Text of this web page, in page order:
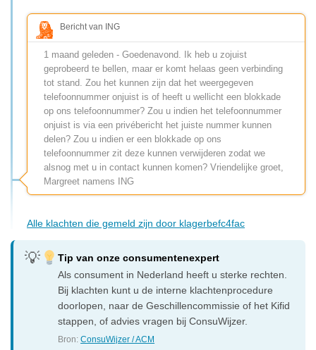
Bericht van ING
1 maand geleden - Goedenavond. Ik heb u zojuist
geprobeerd te bellen, maar er komt helaas geen verbinding
tot stand. Zou het kunnen zijn dat het weergegeven
telefoonnummer onjuist is of heeft u wellicht een blokkade
op ons telefoonnummer? Zou u indien het telefoonnummer
onjuist is via een privébericht het juiste nummer kunnen
delen? Zou u indien er een blokkade op ons
telefoonnummer zit deze kunnen verwijderen zodat we
alsnog met u in contact kunnen komen? Vriendelijke groet,
Margreet namens ING
Alle klachten die gemeld zijn door klagerbefc4fac
Tip van onze consumentenexpert
Als consument in Nederland heeft u sterke rechten.
Bij klachten kunt u de interne klachtenprocedure
doorlopen, naar de Geschillencommissie of het Kifid
stappen, of advies vragen bij ConsuWijzer.
Bron:ConsuWijzer / ACM